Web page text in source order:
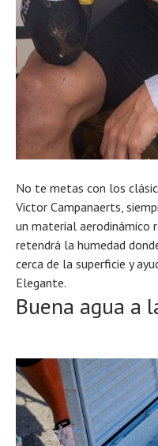
No te metas con los
Victor Campanaerts,
un material aerodinámico
retendrá la humedad
cerca de la superficie y
Elegante.
Buena agua a